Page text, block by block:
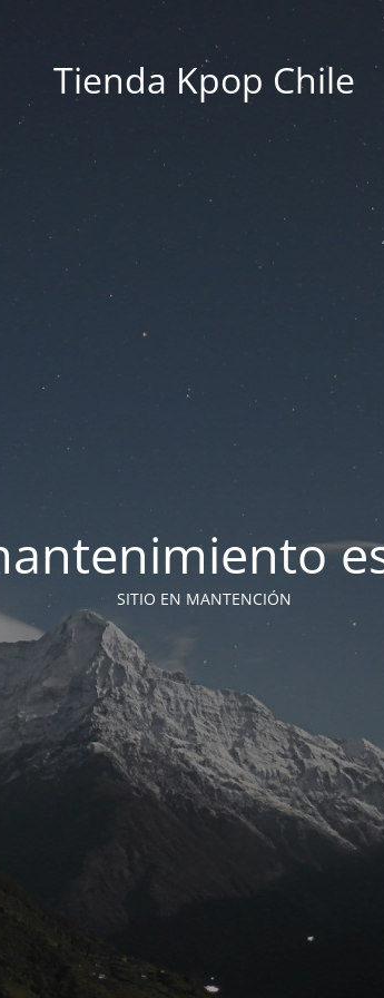
Tienda Kpop Chile
SITIO EN MANTENCIÓN